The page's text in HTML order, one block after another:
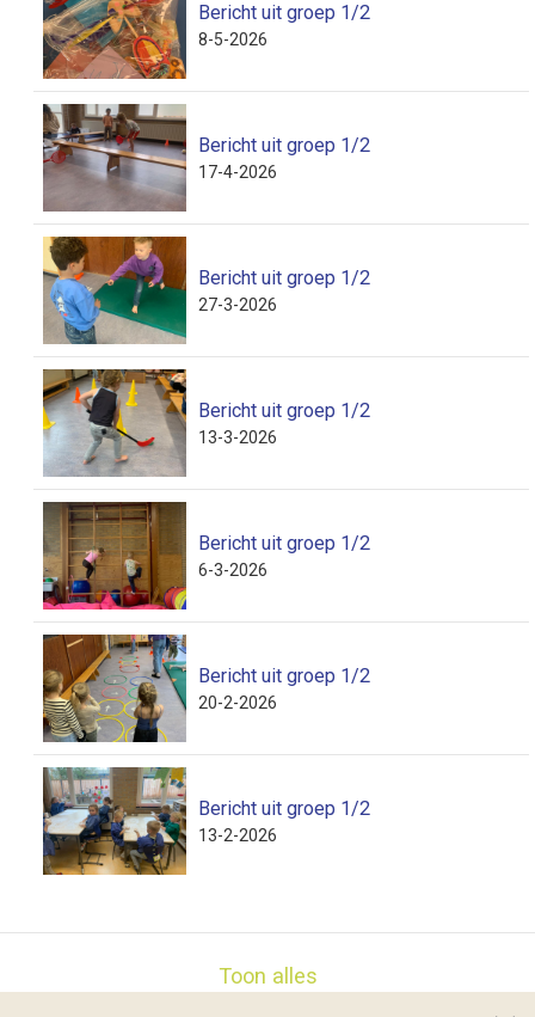
Bericht uit groep 1/2
8-5-2026
Bericht uit groep 1/2
17-4-2026
Bericht uit groep 1/2
27-3-2026
Bericht uit groep 1/2
13-3-2026
Bericht uit groep 1/2
6-3-2026
Bericht uit groep 1/2
20-2-2026
Bericht uit groep 1/2
13-2-2026
Toon alles